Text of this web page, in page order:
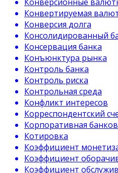
Конвертируемая
Конверсия долга
Консолидированный
Консервация банка
Конъюнктура рынка
Контроль банка
Контроль риска
Контрольная среда
Конфликт интересов
Корреспондентский
Корпоративная
Котировка
Коэффициент
Коэффициент
Коэффициент